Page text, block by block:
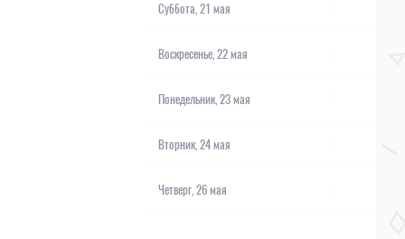
Суббота, 21 мая
Воскресенье, 22 мая
Понедельник, 23 мая
Вторник, 24 мая
Четверг, 26 мая